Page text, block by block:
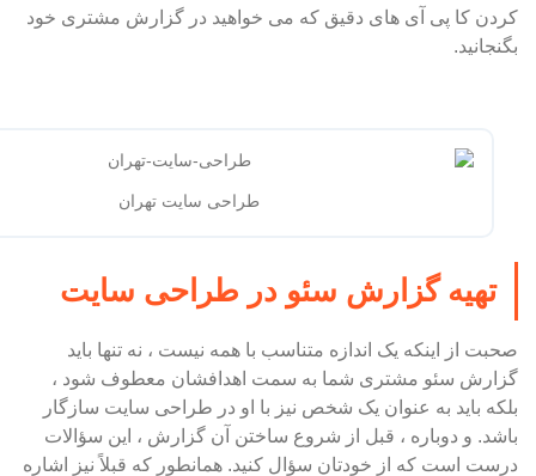
کردن کا پی آی های دقیق که می خواهید در گزارش مشتری خود
بگنجانید.
طراحی سایت تهران
تهیه گزارش سئو در طراحی سایت
صحبت از اینکه یک اندازه متناسب با همه نیست ، نه تنها باید
گزارش سئو مشتری شما به سمت اهدافشان معطوف شود ،
بلکه باید به عنوان یک شخص نیز با او در طراحی سایت سازگار
باشد. و دوباره ، قبل از شروع ساختن آن گزارش ، این سؤالات
درست است که از خودتان سؤال کنید. همانطور که قبلاً نیز اشاره